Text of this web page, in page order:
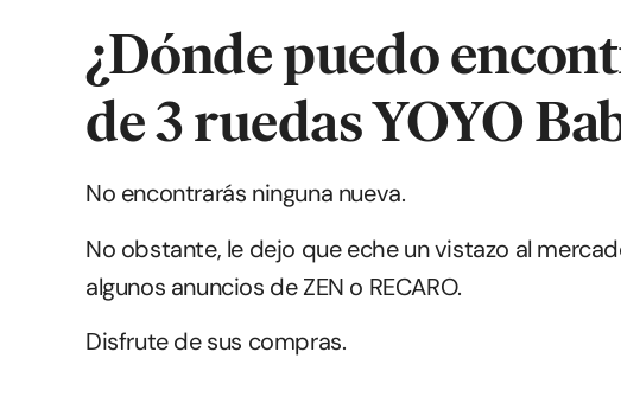
¿Dónde puedo
de 3 ruedas YOYO
No encontrarás ninguna nueva.
No obstante, le dejo que eche un vistazo al
algunos anuncios de ZEN o RECARO.
Disfrute de sus compras.